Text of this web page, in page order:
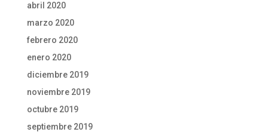
abril 2020
marzo 2020
febrero 2020
enero 2020
diciembre 2019
noviembre 2019
octubre 2019
septiembre 2019